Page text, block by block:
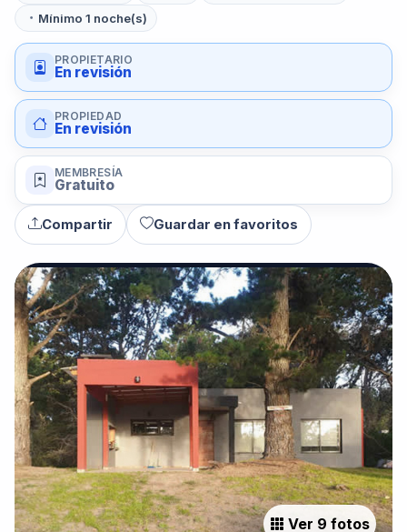
Mínimo 1 noche(s)
PROPIETARIO
En revisión
PROPIEDAD
En revisión
MEMBRESÍA
Gratuito
Compartir Guardar en favoritos
Ver 9 fotos